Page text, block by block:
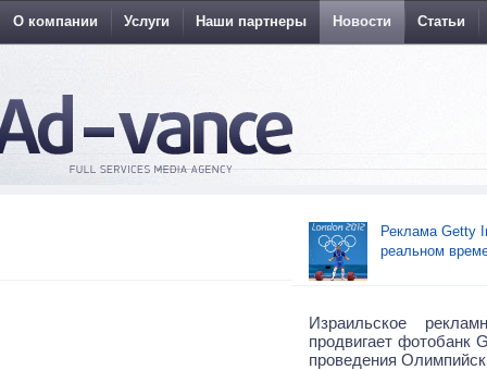
О компании Услуги Наши партнеры Новости Статьи
Реклама Getty
реальном
Израильское
продвигает фотобанк
проведения